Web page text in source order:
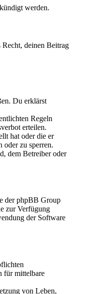
werden.
deinen Beitrag
Du erklärst
Regeln
erteilen.
hat oder die er
oder zu sperren.
dem Betreiber oder
der phpBB Group
zur Verfügung
der Software
für mittelbare
von Leben,